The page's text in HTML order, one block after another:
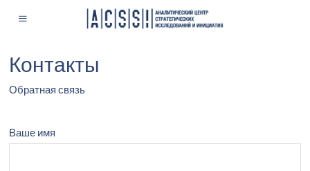
Контакты
Обратная связь
Ваше имя